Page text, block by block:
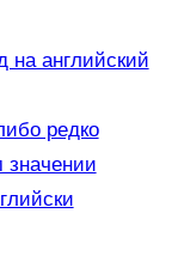
английский
редко
значении